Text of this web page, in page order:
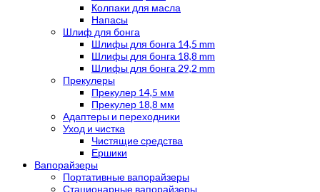
Колпаки для масла
Напасы
Шлиф для бонга
Шлифы для бонга 14,5 mm
Шлифы для бонга 18,8 mm
Шлифы для бонга 29,2 mm
Прекулеры
Прекулер 14,5 мм
Прекулер 18,8 мм
Адаптеры и переходники
Уход и чистка
Чистящие средства
Ершики
Вапорайзеры
Портативные вапорайзеры
Стационарные вапорайзеры